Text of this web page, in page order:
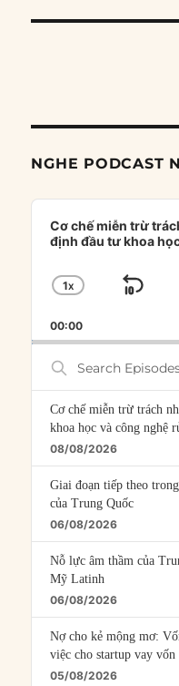
NGHE PODCAST
Audio
Player
Cơ chế miễn trừ
định đầu tư khoa
CHANGE
RATE
1X
SKIP
00:00
Search
Episodes
Cơ chế miễn trừ trách
khoa học và công nghệ
08/08/2026
Giai đoạn tiếp theo
của Trung Quốc
06/08/2026
Nỗ lực âm thầm của
Mỹ Latinh
06/08/2026
Nợ cho kẻ mộng mơ:
việc cho startup vay vốn
05/08/2026